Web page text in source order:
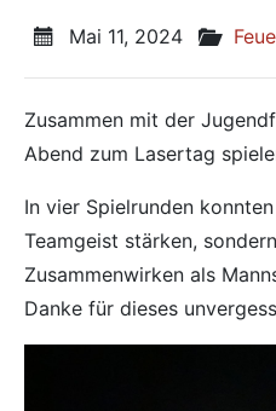
Veröffentlicht am:
Mai 11, 2024
Zusammen mit der
Abend zum Lasertag
In vier Spielrunden
Teamgeist stärken,
Zusammenwirken als
Danke für dieses